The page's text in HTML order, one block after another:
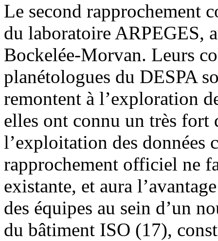
Le second rapprochement
du laboratoire ARPEGES,
Bockelée-Morvan. Leurs
planétologues du DESPA
remontent à l’exploration
elles ont connu un très fort
l’exploitation des données
rapprochement officiel ne
existante, et aura
des équipes au sein d’un
du bâtiment ISO (17),